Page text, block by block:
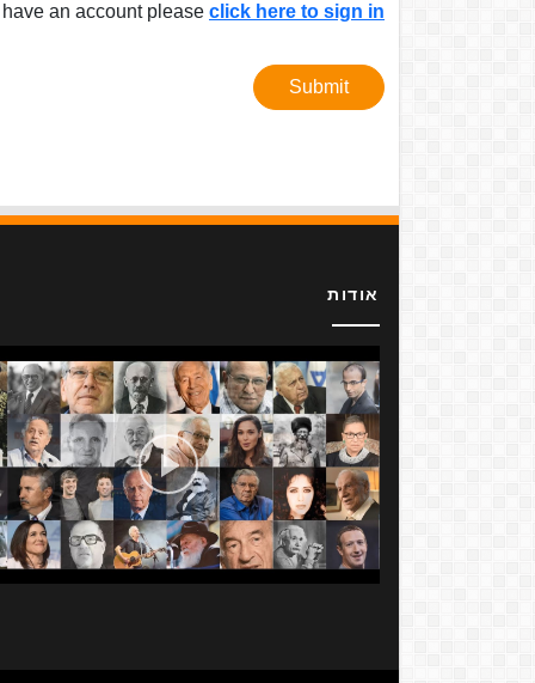
have an account please click here to sign in
Submit
אודות